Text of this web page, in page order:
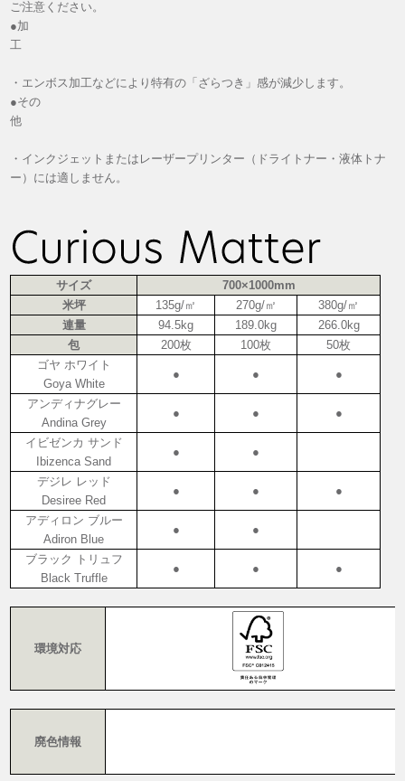
ご注意ください。
●加
工
・エンボス加工などにより特有の「ざらつき」感が減少します。
●その
他
・インクジェットまたはレーザープリンター（ドライトナー・液体トナ
ー）には適しません。
サイズ
700×1000mm
米坪
135g/㎡ 270g/㎡
380g/㎡
連量
94.5kg 189.0kg
266.0kg
包
200枚 100枚
50枚
ゴヤ ホワイト
Goya White
● ● ●
アンディナグレー
Andina Grey
● ● ●
イビゼンカ サンド
Ibizenca Sand
● ●
デジレ レッド
Desiree Red
● ● ●
アディロン ブルー
Adiron Blue
● ●
ブラック トリュフ
Black Truffle
● ● ●
環境対応
廃色情報